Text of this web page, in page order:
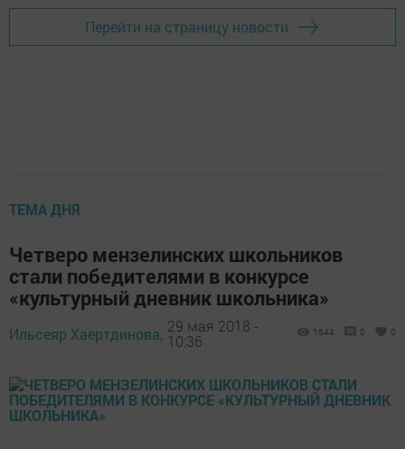
Перейти на страницу новости
ТЕМА ДНЯ
Четверо мензелинских школьников
стали победителями в конкурсе
«культурный дневник школьника»
Ильсеяр Хаертдинова, 29 мая 2018 -
10:36
1644 0 0